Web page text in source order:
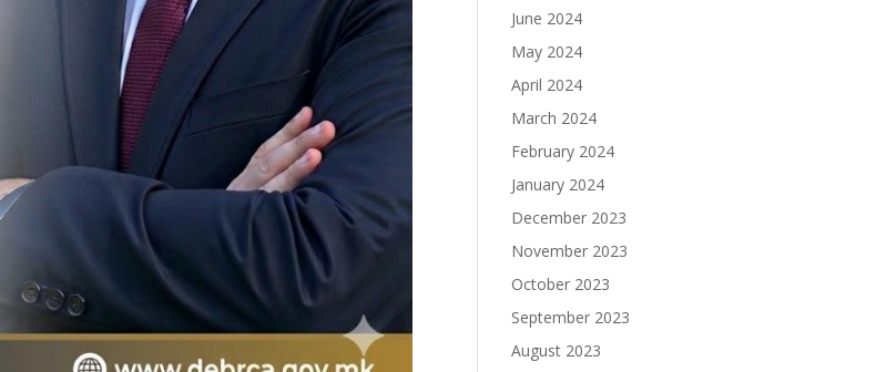
June 2024
May 2024
April 2024
March 2024
February 2024
January 2024
December 2023
November 2023
October 2023
September 2023
August 2023